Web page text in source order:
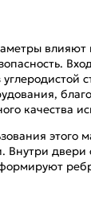
влияют
углеродистой
качества
этого
Внутри двери